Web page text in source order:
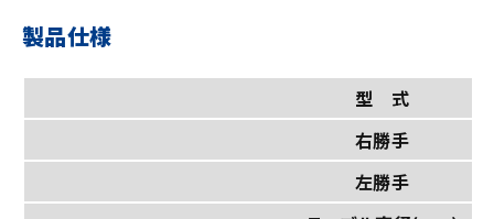
製品仕様
型 式
右勝手
左勝手